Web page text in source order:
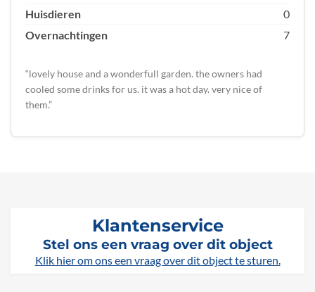
Huisdieren
0
Overnachtingen
7
lovely house and a wonderfull garden. the owners had
cooled some drinks for us. it was a hot day. very nice of
them.
Klantenservice
Stel ons een vraag over dit object
Klik hier om ons een vraag over dit object te sturen.